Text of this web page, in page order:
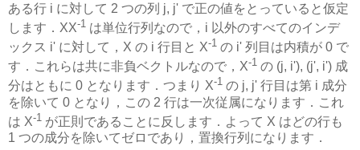
ある行 i に対して 2 つの列 j, j' で正の値をとっていると仮定
します．XX-1 は単位行列なので，i 以外のすべてのインデ
ックス i' に対して，X の i 行目と X-1 の i' 列目は内積が 0 で
す．これらは共に非負ベクトルなので，X-1 の (j, i'), (j', i') 成
分はともに 0 となります．つまり X-1 の j, j' 行目は第 i 成分
を除いて 0 となり，この 2 行は一次従属になります．これ
は X-1 が正則であることに反します．よって X はどの行も
1 つの成分を除いてゼロであり，置換行列になります．